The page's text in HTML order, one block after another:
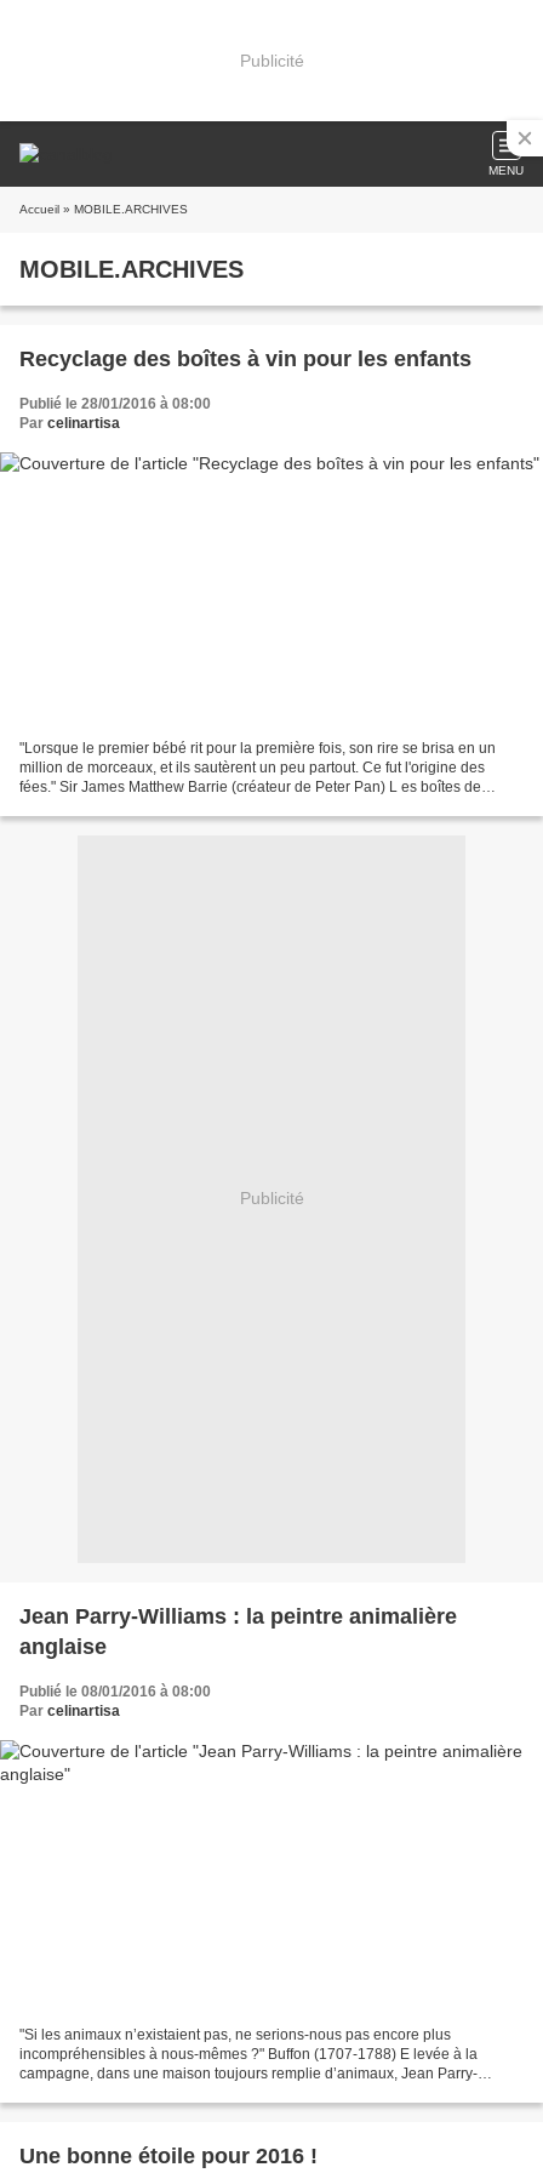
Publicité
MENU
Accueil » MOBILE.ARCHIVES
MOBILE.ARCHIVES
Recyclage des boîtes à vin pour les enfants
Publié le 28/01/2016 à 08:00
Par celinartisa
"Lorsque le premier bébé rit pour la première fois, son rire se brisa en un
million de morceaux, et ils sautèrent un peu partout. Ce fut l'origine des
fées." Sir James Matthew Barrie (créateur de Peter Pan) L es boîtes de
Publicité
Jean Parry-Williams : la peintre animalière
anglaise
Publié le 08/01/2016 à 08:00
Par celinartisa
"Si les animaux n’existaient pas, ne serions-nous pas encore plus
incompréhensibles à nous-mêmes ?" Buffon (1707-1788) E levée à la
campagne, dans une maison toujours remplie d’animaux, Jean Parry-
Une bonne étoile pour 2016 !